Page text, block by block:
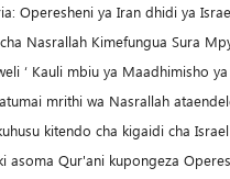
Operesheni ya Iran dhidi ya
Nasrallah Kimefungua Sura
‘ Kauli mbiu ya Maadhimisho
mrithi wa Nasrallah
kitendo cha kigaidi cha
asoma Qur'ani kupongeza